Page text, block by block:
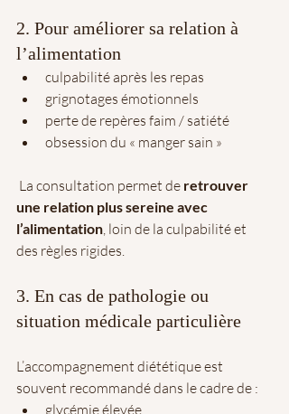
2. Pour améliorer sa relation à
l’alimentation
culpabilité après les repas
grignotages émotionnels
perte de repères faim / satiété
obsession du « manger sain »
La consultation permet de retrouver
une relation plus sereine avec
l’alimentation, loin de la culpabilité et
des règles rigides.
3. En cas de pathologie ou
situation médicale particulière
L’accompagnement diététique est
souvent recommandé dans le cadre de :
glycémie élevée